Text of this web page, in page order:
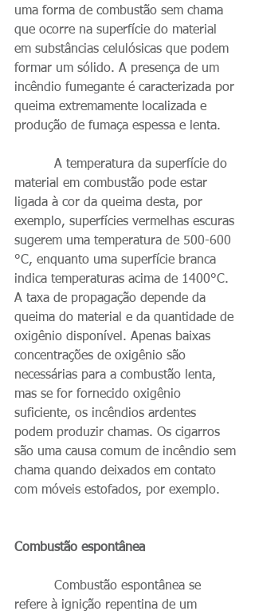
uma forma de combustão sem chama
que ocorre na superfície do material
em substâncias celulósicas que podem
formar um sólido. A presença de um
incêndio fumegante é caracterizada por
queima extremamente localizada e
produção de fumaça espessa e lenta.
material em combustão pode estar
ligada à cor da queima desta, por
exemplo, superfícies vermelhas escuras
sugerem uma temperatura de 500-600
°C, enquanto uma superfície branca
indica temperaturas acima de 1400°C.
A taxa de propagação depende da
queima do material e da quantidade de
oxigênio disponível. Apenas baixas
concentrações de oxigênio são
necessárias para a combustão lenta,
mas se for fornecido oxigênio
suficiente, os incêndios ardentes
podem produzir chamas. Os cigarros
são uma causa comum de incêndio sem
chama quando deixados em contato
com móveis estofados, por exemplo.
Combustão espontânea
refere à ignição repentina de um